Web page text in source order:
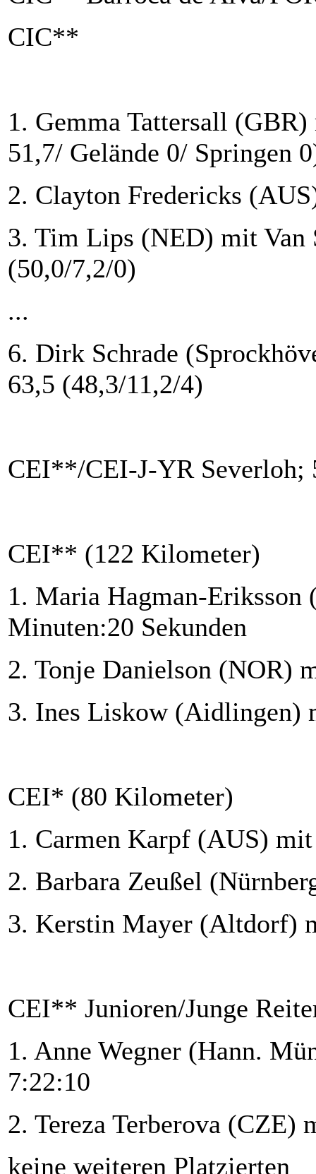
CIC**
1. Gemma Tattersall
51,7/ Gelände 0/ Springen
2. Clayton Fredericks
3. Tim Lips (NED) mit Van
(50,0/7,2/0)
...
6. Dirk Schrade
63,5 (48,3/11,2/4)
CEI**/CEI-J-YR Severloh;
CEI** (122 Kilometer)
1. Maria Hagman-
Minuten:20 Sekunden
2. Tonje Danielson (NOR)
3. Ines Liskow (Aidlingen)
CEI* (80 Kilometer)
1. Carmen Karpf (AUS)
2. Barbara Zeußel
3. Kerstin Mayer (Altdorf)
CEI** Junioren/Junge
1. Anne Wegner (Hann.
7:22:10
2. Tereza Terberova
keine weiteren Platzierten